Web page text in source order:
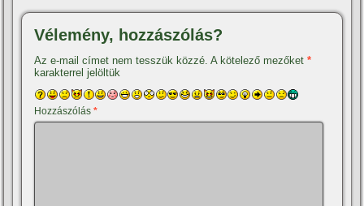
Vélemény, hozzászólás?
Az e-mail címet nem tesszük közzé. A kötelező mezőket*
karakterrel jelöltük
Hozzászólás*